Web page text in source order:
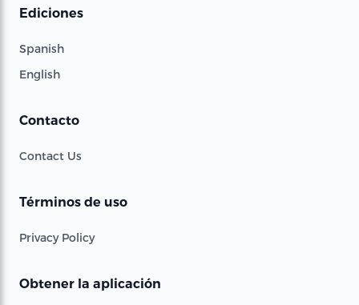
Ediciones
Spanish
English
Contacto
Contact Us
Términos de uso
Privacy Policy
Obtener la aplicación